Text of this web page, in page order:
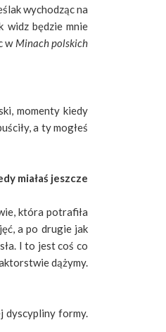
wychodząc na
widz będzie mnie
w Minach polskich
momenty kiedy
a ty mogłeś
miałaś jeszcze
która potrafiła
a po drugie jak
I to jest coś co
dążymy.
dyscypliny formy.